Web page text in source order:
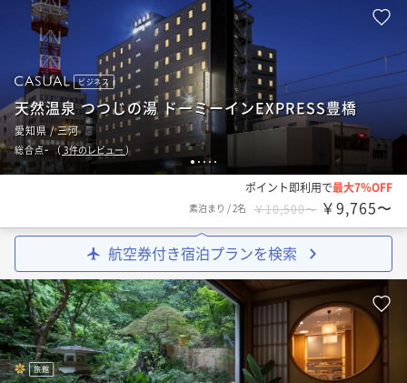
1 2 34 5
ビジネス
天然温泉 つつじの湯 ドーミーインEXPRESS豊橋
愛知県 / 三河
総合点-（3件のレビュー ）
ポイント即利用で最大7％OFF
素泊まり /2名 ￥10,500〜 ￥9,765〜
航空券付き宿泊プランを検索
旅館